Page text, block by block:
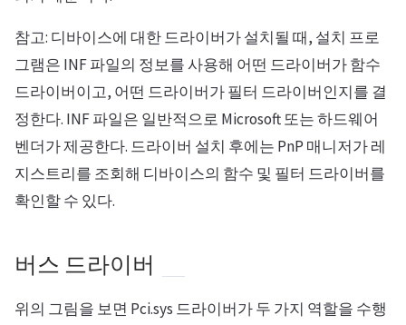
참고: 디바이스에 대한 드라이버가 설치될 때, 설치 프로
그램은 INF 파일의 정보를 사용해 어떤 드라이버가 함수
드라이버이고, 어떤 드라이버가 필터 드라이버인지를 결
정한다. INF 파일은 일반적으로 Microsoft 또는 하드웨어
벤더가 제공한다. 드라이버 설치 후에는 PnP 매니저가 레
지스트리를 조회해 디바이스의 함수 및 필터 드라이버를
확인할 수 있다.
버스 드라이버
위의 그림을 보면 Pci.sys 드라이버가 두 가지 역할을 수행